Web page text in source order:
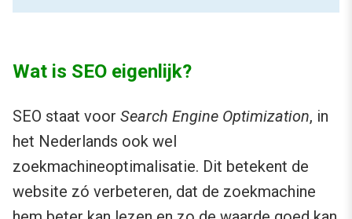
Wat is SEO eigenlijk?
SEO staat voor Search Engine Optimization, in
het Nederlands ook wel
zoekmachineoptimalisatie. Dit betekent de
website zó verbeteren, dat de zoekmachine